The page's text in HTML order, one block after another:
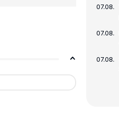
07.08.
07.08.
07.08.